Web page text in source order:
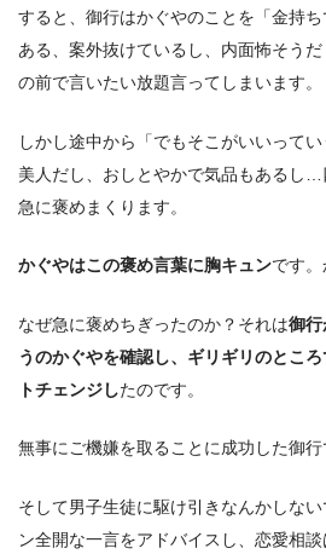
すると、御行はかぐやのことを「金持
ある、案外抜けているし、内面怖そう
の前で言いたい放題言ってしまいます。
しかし途中から「でもそこがいいってい
美人だし、おしとやかで気品もあるし…
急に褒めまくります。
かぐやはこの褒め言葉に胸キュンです。
なぜ急に褒めちぎったのか？それは御行
うのかぐやを確認し、ギリギリのとこ
トチェンジしたのです。
無事にご機嫌を取ることに成功した御行
そして男子生徒に駆け引きなんかしな
ン全開な一言をアドバイスし、恋愛相談